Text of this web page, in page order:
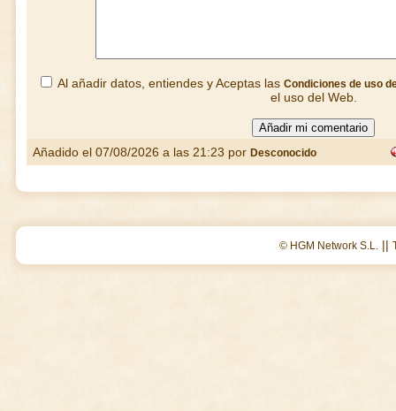
Al añadir datos, entiendes y Aceptas las Condiciones de uso
el uso del Web.
Añadido el 07/08/2026 a las 21:23 por Desconocido
© HGM Network S.L. ||